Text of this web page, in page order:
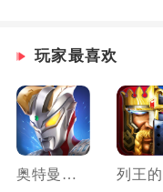
玩家最喜欢
奥特曼热血英雄